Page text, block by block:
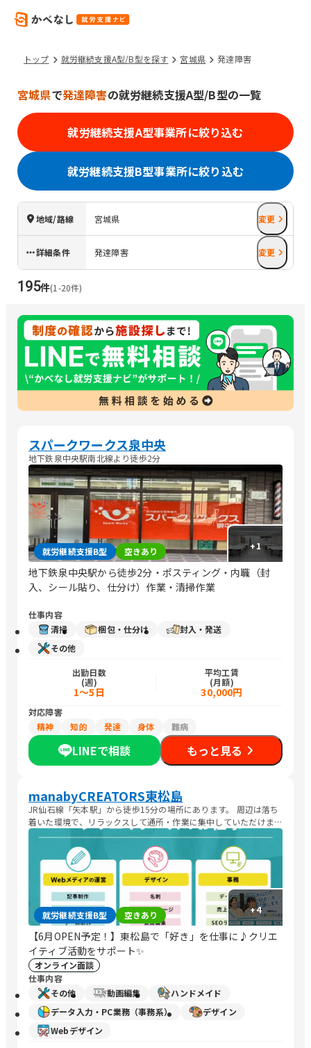
トップ 就労継続支援A型/B型を探す 宮城県 発達障害
宮城県で発達障害の就労継続支援A型/B型の一覧
就労継続支援A型事業所に絞り込む
就労継続支援B型事業所に絞り込む
地域/路線 宮城県 変更
詳細条件 発達障害 変更
195件(1 -20件)
スパークワークス泉中央
地下鉄泉中央駅南北線より徒歩2分
+1
就労継続支援B型 空きあり
地下鉄泉中央駅から徒歩2分・ポスティング・内職（封
入、シール貼り、仕分け）作業・清掃作業
仕事内容
清掃
梱包・仕分け
封入・発送
その他
出勤日数
(週)
1～5日
平均工賃
(月額)
30,000円
対応障害
精神
知的 発達 身体 難病
LINEで相談 もっと見る
manabyCREATORS東松島
JR仙石線「矢本駅」から徒歩15分の場所にあります。 周辺は落ち
着いた環境で、リラックスして通所・作業に集中していただけま
す。
+4
就労継続支援B型 空きあり
【6月OPEN予定！】東松島で「好き」を仕事に♪クリエ
イティブ活動をサポート✨
オンライン面談
仕事内容
その他
動画編集
ハンドメイド
データ入力・PC業務（事務系）
デザイン
Webデザイン